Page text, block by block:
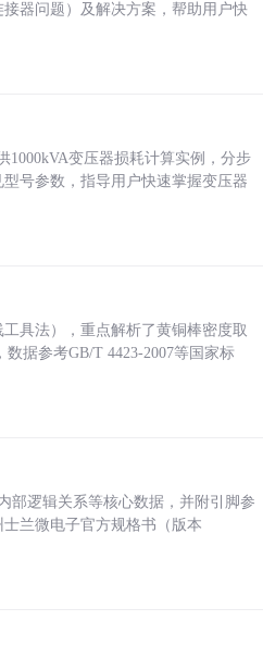
器问题）及解决方案，帮助用户快
1000kVA变压器损耗计算实例，分步
号参数，指导用户快速掌握变压器
具法），重点解析了黄铜棒密度取
据参考GB/T 4423-2007等国家标
部逻辑关系等核心数据，并附引脚参
兰微电子官方规格书（版本